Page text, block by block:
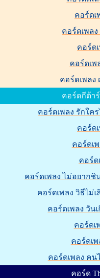
คอร์ดเ
คอร์ดเพล
คอร์ด
คอร์ดเพ
คอร์ดเพลง
คอร์ดกีต้าร์
คอร์ดเพลง รักใคร
คอร์ด
คอร์ดเ
คอร์ด
คอร์ดเพลง ไม่อยากชิน
คอร์ดเพลง วิธีไม่เ
คอร์ดเพลง วัน
คอร์ดเ
คอร์ดเพ
คอร์ดเพลง คน
คอร์ด